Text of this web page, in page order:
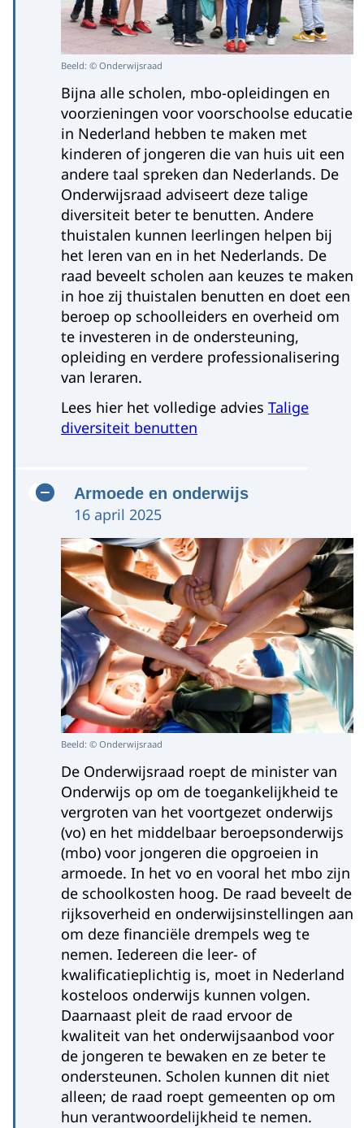
Beeld: © Onderwijsraad
Bijna alle scholen, mbo-opleidingen en
voorzieningen voor voorschoolse educatie
in Nederland hebben te maken met
kinderen of jongeren die van huis uit een
andere taal spreken dan Nederlands. De
Onderwijsraad adviseert deze talige
diversiteit beter te benutten. Andere
thuistalen kunnen leerlingen helpen bij
het leren van en in het Nederlands. De
raad beveelt scholen aan keuzes te maken
in hoe zij thuistalen benutten en doet een
beroep op schoolleiders en overheid om
te investeren in de ondersteuning,
opleiding en verdere professionalisering
van leraren.
Lees hier het volledige advies Talige
diversiteit benutten
Armoede en onderwijs
16 april 2025
Beeld: © Onderwijsraad
De Onderwijsraad roept de minister van
Onderwijs op om de toegankelijkheid te
vergroten van het voortgezet onderwijs
(vo) en het middelbaar beroepsonderwijs
(mbo) voor jongeren die opgroeien in
armoede. In het vo en vooral het mbo zijn
de schoolkosten hoog. De raad beveelt de
rijksoverheid en onderwijsinstellingen aan
om deze financiële drempels weg te
nemen. Iedereen die leer- of
kwalificatieplichtig is, moet in Nederland
kosteloos onderwijs kunnen volgen.
Daarnaast pleit de raad ervoor de
kwaliteit van het onderwijsaanbod voor
de jongeren te bewaken en ze beter te
ondersteunen. Scholen kunnen dit niet
alleen; de raad roept gemeenten op om
hun verantwoordelijkheid te nemen.